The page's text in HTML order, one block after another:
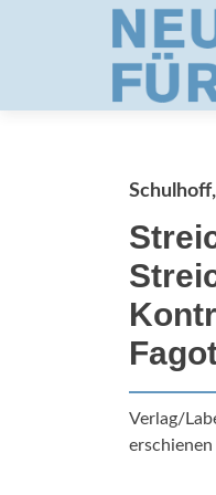
Verlag/
erschienen